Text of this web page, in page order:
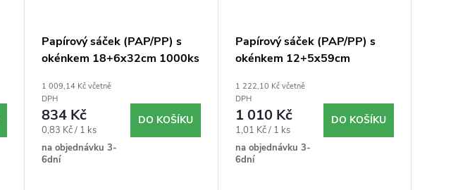
Papírový sáček (PAP/PP) s
okénkem 18+6x32cm 1000ks
1 009,14 Kč včetně
DPH
834 Kč
Měrná
cena:
0,83 Kč / 1 ks
na objednávku 3-
6dní
DO KOŠÍKU
Papírový sáček (PAP/PP) s
okénkem 12+5x59cm
1 222,10 Kč včetně
DPH
1 010 Kč
Měrná
cena:
1,01 Kč / 1 ks
na objednávku 3-
6dní
DO KOŠÍKU